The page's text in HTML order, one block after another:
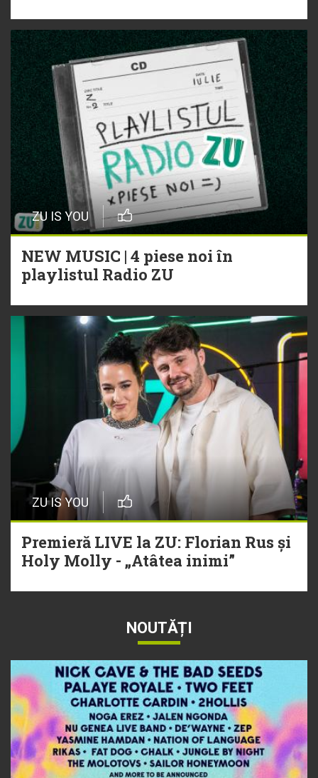
ZU IS YOU
NEW MUSIC | 4 piese noi în
playlistul Radio ZU
ZU IS YOU
Premieră LIVE la ZU: Florian Rus și
Holy Molly - „Atâtea inimi”
NOUTĂȚI